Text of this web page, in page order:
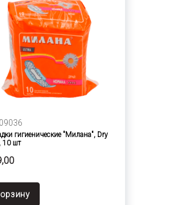
гигиенические "Милана", Dry
10 шт